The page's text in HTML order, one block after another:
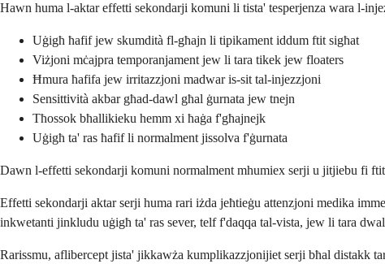
Hawn huma l-aktar effetti sekondarji komuni li tista' tesperjenza wara l-
Uġigħ ħafif jew skumdità fl-għajn li tipikament iddum ftit sigħat
Viżjoni mċajpra temporanjament jew li tara tikek jew floaters
Ħmura ħafifa jew irritazzjoni madwar is-sit tal-injezzjoni
Sensittività akbar għad-dawl għal ġurnata jew tnejn
Tħossok bħallikieku hemm xi ħaġa f'għajnejk
Uġigħ ta' ras ħafif li normalment jissolva f'ġurnata
Dawn l-effetti sekondarji komuni normalment mhumiex serji u jitjiebu fi
Effetti sekondarji aktar serji huma rari iżda jeħtieġu attenzjoni medika
inkwetanti jinkludu uġigħ ta' ras sever, telf f'daqqa tal-vista, jew li tara
Rarissmu, aflibercept jista' jikkawża kumplikazzjonijiet serji bħal distakk